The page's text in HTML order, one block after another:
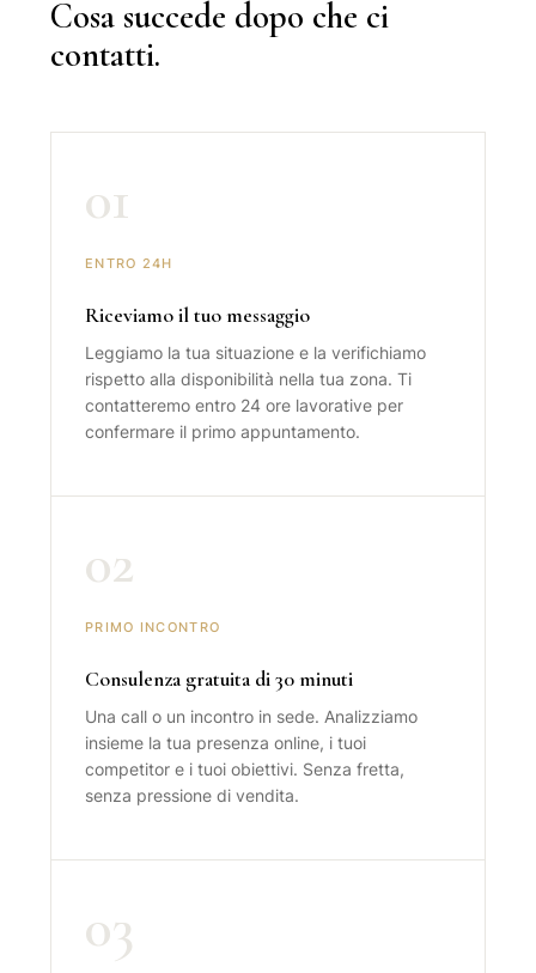
Cosa succede dopo che ci
contatti.
01
ENTRO 24H
Riceviamo il tuo messaggio
Leggiamo la tua situazione e la verifichiamo
rispetto alla disponibilità nella tua zona. Ti
contatteremo entro 24 ore lavorative per
confermare il primo appuntamento.
02
PRIMO INCONTRO
Consulenza gratuita di 30 minuti
Una call o un incontro in sede. Analizziamo
insieme la tua presenza online, i tuoi
competitor e i tuoi obiettivi. Senza fretta,
senza pressione di vendita.
03